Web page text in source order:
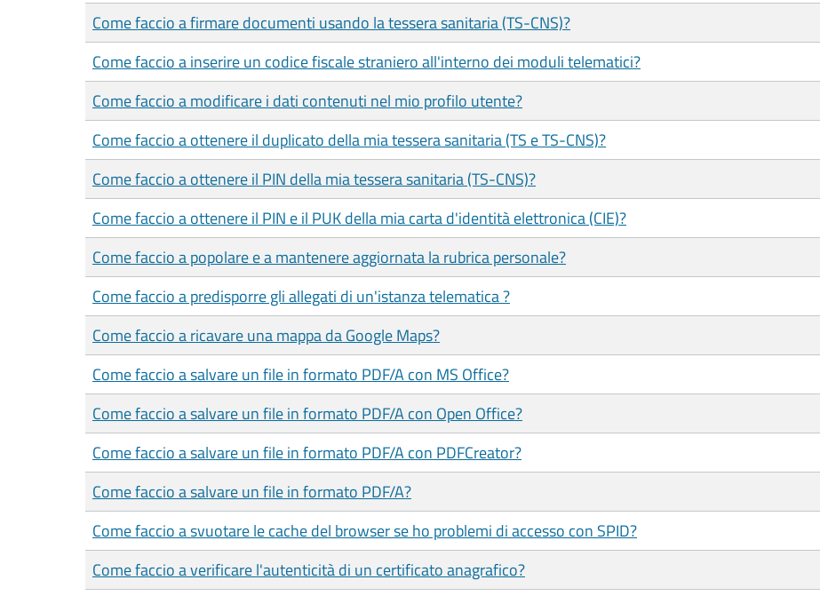
Come faccio a firmare documenti usando la tessera sanitaria (TS-CNS)?
Come faccio a inserire un codice fiscale straniero all'interno dei moduli telematici?
Come faccio a modificare i dati contenuti nel mio profilo utente?
Come faccio a ottenere il duplicato della mia tessera sanitaria (TS e TS-CNS)?
Come faccio a ottenere il PIN della mia tessera sanitaria (TS-CNS)?
Come faccio a ottenere il PIN e il PUK della mia carta d'identità elettronica (CIE)?
Come faccio a popolare e a mantenere aggiornata la rubrica personale?
Come faccio a predisporre gli allegati di un'istanza telematica ?
Come faccio a ricavare una mappa da Google Maps?
Come faccio a salvare un file in formato PDF/A con MS Office?
Come faccio a salvare un file in formato PDF/A con Open Office?
Come faccio a salvare un file in formato PDF/A con PDFCreator?
Come faccio a salvare un file in formato PDF/A?
Come faccio a svuotare le cache del browser se ho problemi di accesso con SPID?
Come faccio a verificare l'autenticità di un certificato anagrafico?